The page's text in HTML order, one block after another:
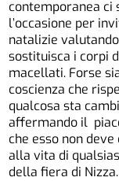
contemporanea ci
l’occasione per
natalizie
sostituisca i corpi
macellati. Forse
coscienza che
qualcosa sta
affermando il
che esso non
alla vita di
della fiera di